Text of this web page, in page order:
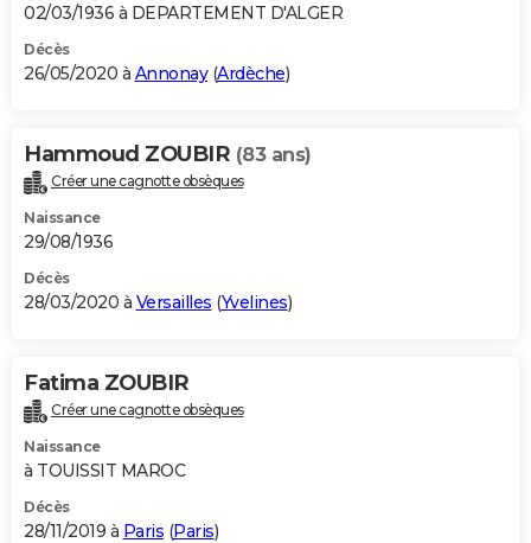
02/03/1936 à DEPARTEMENT D'ALGER
Décès
26/05/2020 à Annonay(Ardèche)
Hammoud ZOUBIR (83 ans)
Créer une cagnotte obsèques
Naissance
29/08/1936
Décès
28/03/2020 à Versailles (Yvelines)
Fatima ZOUBIR
Créer une cagnotte obsèques
Naissance
à TOUISSIT MAROC
Décès
28/11/2019 à Paris (Paris)